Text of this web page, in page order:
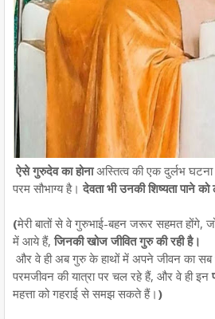
ऐसे गुरुदेव का होनाअस्तित्व की एक दुर्लभ घटना
परम सौभाग्य है। देवता भी उनकी शिष्यता पाने को
(मेरी बातों से वे गुरुभाई-बहन जरूर सहमत होंगे,
में आये हैं, जिनकी खोज जीवित गुरु की रही है।
और वे ही अब गुरु के हाथों में अपने जीवन का
परमजीवन की यात्रा पर चल रहे हैं, और वे ही इन
महत्ता को गहराई से समझ सकते हैं। )